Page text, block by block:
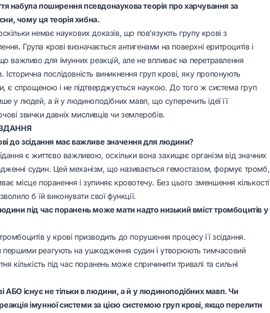
набула поширення псевдонаукова теорія про харчування за
чому ця теорія хибна.
немає наукових доказів, що пов’язують групу крові з
Група крові визначається антигенами на поверхні еритроцитів і
важливо для імунних реакцій, але не впливає на перетравлення
Історична послідовність виникнення груп крові, яку пропонують
є спрощеною і не підтверджується наукою. До того ж система груп
у людей, а й у людиноподібних мавп, що суперечить ідеї її
звички давніх мисливців чи землеробів.
до зсідання має важливе значення для людини?
є життєво важливою, оскільки вона захищає організм від значних
судин. Цей механізм, що називається гемостазом, формує тромб,
місце поранення і зупиняє кровотечу. Без цього зменшення кількості
б їй виконувати свої функції.
під час поранень може мати надто низький вміст тромбоцитів у
у крові призводить до порушення процесу її зсідання.
першими реагують на ушкодження судин і утворюють тимчасовий
кількість під час поранень може спричинити тривалі та сильні
АБО існує не тільки в людини, а й у людиноподібних мавп. Чи
імунної системи за цією системою груп крові, якщо перелити